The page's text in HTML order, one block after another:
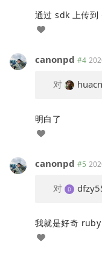
通过 sdk 上传到
canonpd #4
对
明白了
canonpd #5
对
我就是好奇